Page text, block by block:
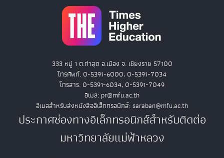
333 หมู่ 1 ต.ท่าสุด อ.เมือง จ. เชียงราย 57100
โทรศัพท์. 0-5391-6000, 0-5391-7034
โทรสาร. 0-5391-6034, 0-5391-7049
อีเมล: pr@mfu.ac.th
อีเมลสำหรับส่งหนังสืออิเล็กทรอนิกส์: saraban@mfu.ac.th
ประกาศช่องทางอิเล็กทรอนิกส์สำหรับติดต่อ
มหาวิทยาลัยแม่ฟ้าหลวง